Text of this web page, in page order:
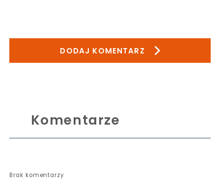
DODAJ KOMENTARZ
Komentarze
Brak komentarzy